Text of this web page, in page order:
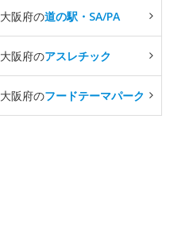
大阪府の道の駅・SA/PA
大阪府のアスレチック
大阪府のフードテーマパーク